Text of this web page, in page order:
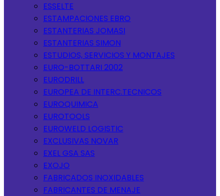
ESSELTE
ESTAMPACIONES EBRO
ESTANTERIAS JOMASI
ESTANTERIAS SIMON
ESTUDIOS, SERVICIOS Y MONTAJES
EURO-BOTTARI 2002
EURODRILL
EUROPEA DE INTERC.TECNICOS
EUROQUIMICA
EUROTOOLS
EUROWELD LOGISTIC
EXCLUSIVAS NOVAR
EXEL GSA SAS
EXOJO
FABRICADOS INOXIDABLES
FABRICANTES DE MENAJE